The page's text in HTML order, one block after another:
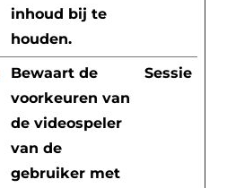
inhoud bij te
houden.
Bewaart de
voorkeuren van
de videospeler
van de
gebruiker met
Sessie